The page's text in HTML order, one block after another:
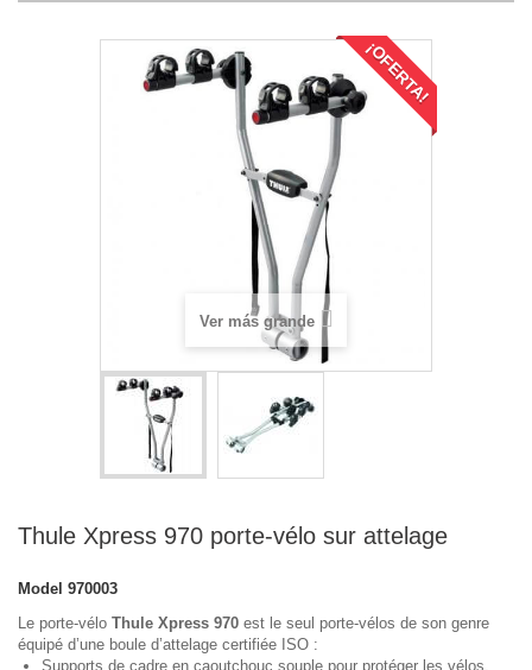
¡OFERTA!
Ver más grande
Thule Xpress 970 porte-vélo sur attelage
Model 970003
Le porte-vélo Thule Xpress 970 est le seul porte-vélos de son genre
équipé d’une boule d’attelage certifiée ISO :
Supports de cadre en caoutchouc souple pour protéger les vélos.